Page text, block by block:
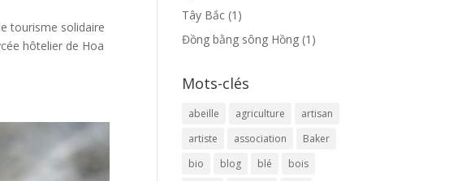
tourisme solidaire
hôtelier de Hoa
Tây Bắc (1)
Đồng bằng sông Hồng (1)
Mots-clés
abeille agriculture
artisan
artiste
association
Baker
bio
blog blé
bois